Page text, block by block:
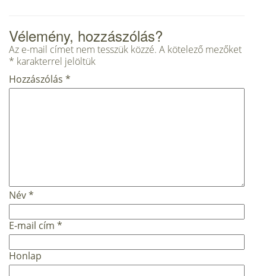
Vélemény, hozzászólás?
Az e-mail címet nem tesszük közzé. A kötelező mezőket
* karakterrel jelöltük
Hozzászólás *
Név*
E-mail cím *
Honlap